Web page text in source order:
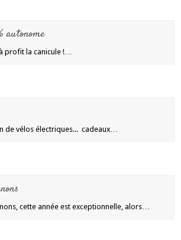
autonome
profit la canicule !…
de vélos électriques... cadeaux…
cette année est exceptionnelle, alors…